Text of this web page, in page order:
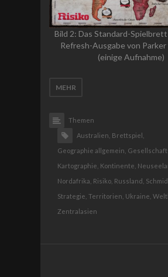
Bild 2: Das Standard-
Refresh-Ausgabe von
(einige Aufnahme)
MEHR
Themen
Australien, Brettspiel,
Geographie allgemein,
Kartographie, Kontinente,
Nordafrika, Risiko, Russland,
Strategie, Territorien, Ukraine,
Zentralasien